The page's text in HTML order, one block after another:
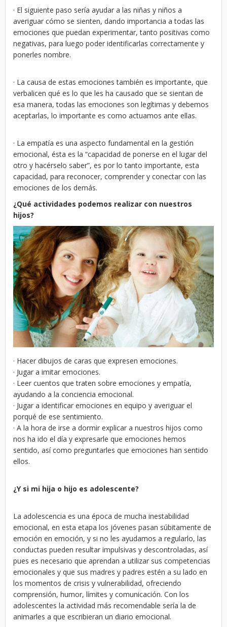
· El siguiente paso sería ayudar a las niñas y niños a
averiguar cómo se sienten, dando importancia a todas las
emociones que puedan experimentar, tanto positivas como
negativas, para luego poder identificarlas correctamente y
ponerles nombre.
· La causa de estas emociones también es importante, que
verbalicen qué es lo que les ha causado que se sientan de
esa manera, todas las emociones son legítimas y debemos
aceptarlas, lo importante es como actuamos ante ellas.
· La empatía es una aspecto fundamental en la gestión
emocional, ésta es la “capacidad de ponerse en el lugar del
otro y hacérselo saber”, es por lo tanto importante, esta
capacidad, para reconocer, comprender y conectar con las
emociones de los demás.
¿Qué actividades podemos realizar con nuestros
hijos?
· Hacer dibujos de caras que expresen emociones.
· Jugar a imitar emociones.
· Leer cuentos que traten sobre emociones y empatía,
ayudando a la conciencia emocional.
· Jugar a identificar emociones en equipo y averiguar el
porqué de ese sentimiento.
· A la hora de irse a dormir explicar a nuestros hijos como
nos ha ido el día y expresarle que emociones hemos
sentido, así como preguntarles que emociones han sentido
ellos.
¿Y si mi hija o hijo es adolescente?
La adolescencia es una época de mucha inestabilidad
emocional, en esta etapa los jóvenes pasan súbitamente de
emoción en emoción, y si no les ayudamos a regularlo, las
conductas pueden resultar impulsivas y descontroladas, así
pues es necesario que aprendan a utilizar sus competencias
emocionales y que sus madres y padres estén a su lado en
los momentos de crisis y vulnerabilidad, ofreciendo
comprensión, humor, límites y comunicación. Con los
adolescentes la actividad más recomendable sería la de
animarles a que escribieran un diario emocional.